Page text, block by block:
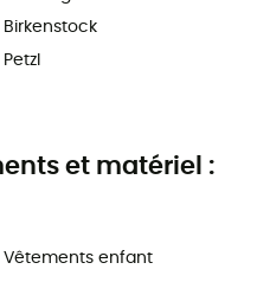
Birkenstock
Petzl
et matériel :
Vêtements enfant